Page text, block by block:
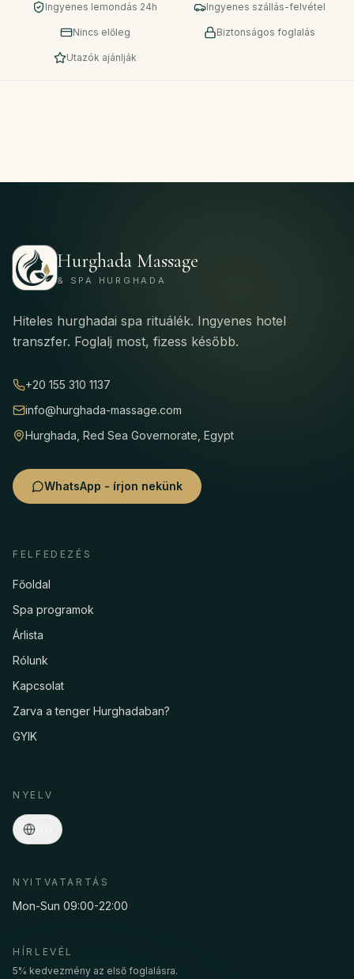
Ingyenes lemondás 24h Ingyenes szállás-felvétel
Nincs előleg Biztonságos foglalás
Utazók ajánlják
Hurghada Massage
& SPA HURGHADA
Hiteles hurghadai spa rituálék. Ingyenes hotel
transzfer. Foglalj most, fizess később.
+20 155 310 1137
info@hurghada-massage.com
Hurghada, Red Sea Governorate, Egypt
WhatsApp - írjon nekünk
FELFEDEZÉS
Főoldal
Spa programok
Árlista
Rólunk
Kapcsolat
Zarva a tenger Hurghadaban?
GYIK
NYELV
NYITVATARTÁS
Mon-Sun 09:00-22:00
HÍRLEVÉL
5% kedvezmény az első foglalásra.